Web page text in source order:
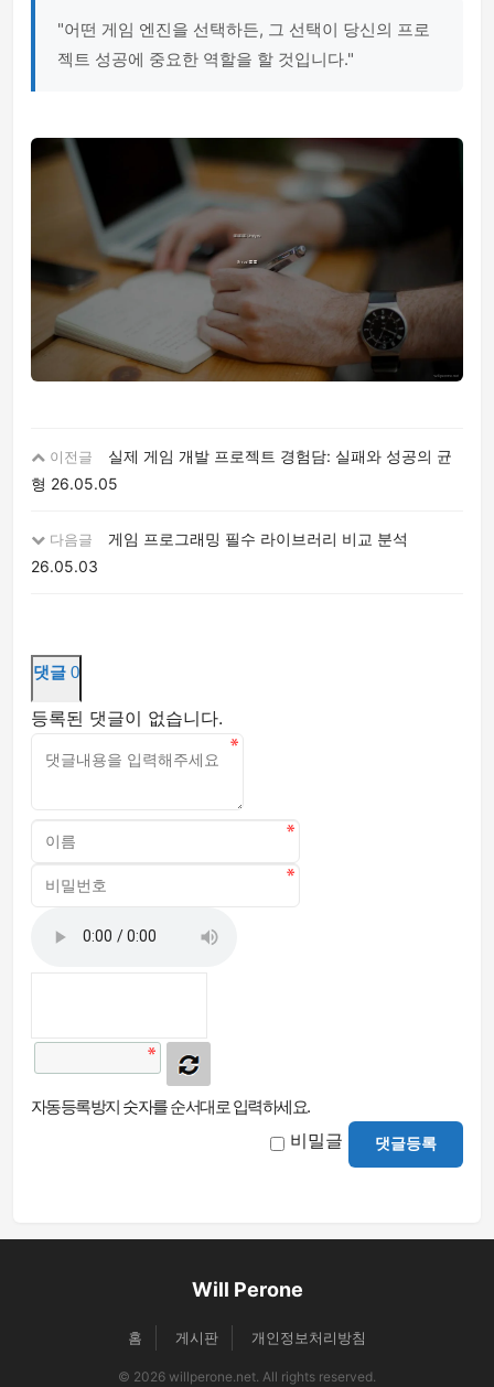
"어떤 게임 엔진을 선택하든, 그 선택이 당신의 프로
젝트 성공에 중요한 역할을 할 것입니다."
이전글
실제 게임 개발 프로젝트 경험담: 실패와 성공의 균
형 26.05.05
다음글
게임 프로그래밍 필수 라이브러리 비교 분석
26.05.03
댓글 0
등록된 댓글이 없습니다.
자동등록방지 숫자를 순서대로 입력하세요.
비밀글 댓글등록
Will Perone
홈 게시판 개인정보처리방침
© 2026 willperone.net. All rights reserved.